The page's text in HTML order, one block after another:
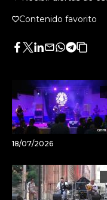
Contenido favorito
Facebook
Twitter
LinkedIn
Enviar
Whatsapp
Telegram
Copiar
artículo
18/07/2026